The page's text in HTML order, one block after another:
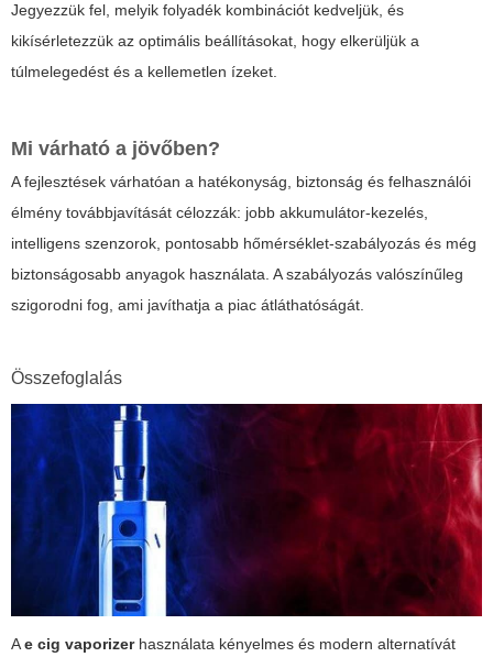
Jegyezzük fel, melyik folyadék kombinációt kedveljük, és
kikísérletezzük az optimális beállításokat, hogy elkerüljük a
túlmelegedést és a kellemetlen ízeket.
Mi várható a jövőben?
A fejlesztések várhatóan a hatékonyság, biztonság és felhasználói
élmény továbbjavítását célozzák: jobb akkumulátor-kezelés,
intelligens szenzorok, pontosabb hőmérséklet-szabályozás és még
biztonságosabb anyagok használata. A szabályozás valószínűleg
szigorodni fog, ami javíthatja a piac átláthatóságát.
Összefoglalás
Ae cig vaporizerhasználata kényelmes és modern alternatívát